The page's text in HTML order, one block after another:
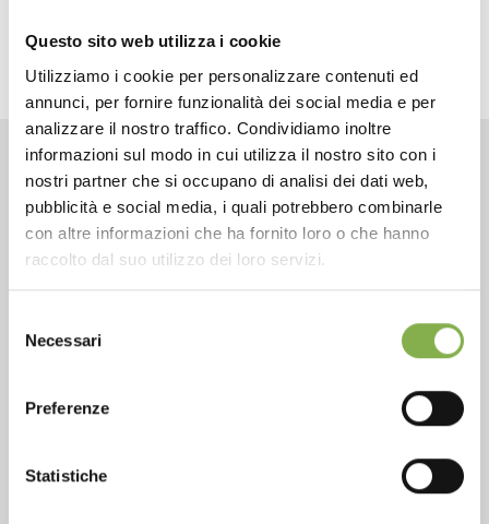
Questo sito web utilizza i cookie
Utilizziamo i cookie per personalizzare contenuti ed
annunci, per fornire funzionalità dei social media e per
analizzare il nostro traffico. Condividiamo inoltre
informazioni sul modo in cui utilizza il nostro sito con i
nostri partner che si occupano di analisi dei dati web,
pubblicità e social media, i quali potrebbero combinarle
con altre informazioni che ha fornito loro o che hanno
raccolto dal suo utilizzo dei loro servizi.
delNecessari
Preferenze
Statistiche
CONTACTS